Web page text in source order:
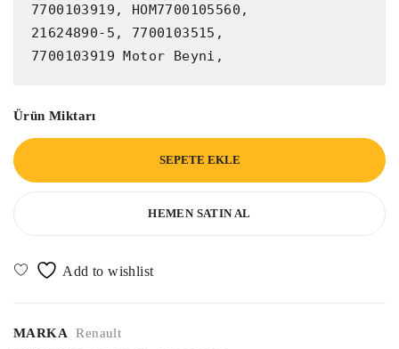
7700103919, HOM7700105560,
21624890-5, 7700103515,
7700103919 Motor Beyni,
Ürün Miktarı
SEPETE EKLE
HEMEN SATIN AL
MARKA Renault